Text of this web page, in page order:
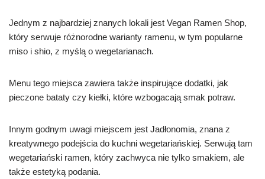
Jednym z najbardziej znanych lokali jest Vegan Ramen Shop,
który serwuje różnorodne warianty ramenu, w tym popularne
miso i shio, z myślą o wegetarianach.
Menu tego miejsca zawiera także inspirujące dodatki, jak
pieczone bataty czy kiełki, które wzbogacają smak potraw.
Innym godnym uwagi miejscem jest Jadłonomia, znana z
kreatywnego podejścia do kuchni wegetariańskiej. Serwują tam
wegetariański ramen, który zachwyca nie tylko smakiem, ale
także estetyką podania.